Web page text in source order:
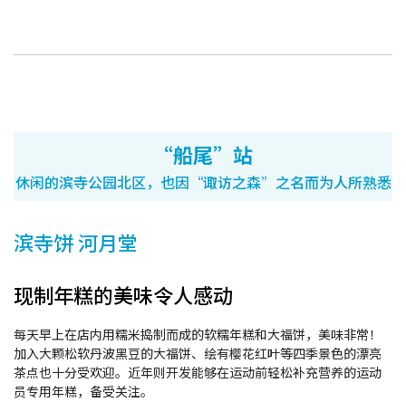
“船尾”站
休闲的滨寺公园北区，也因“诹访之森”之名而为人所熟悉
滨寺饼 河月堂
现制年糕的美味令人感动
每天早上在店内用糯米捣制而成的软糯年糕和大福饼，美味非常！
加入大颗松软丹波黑豆的大福饼、绘有樱花红叶等四季景色的漂亮
茶点也十分受欢迎。近年则开发能够在运动前轻松补充营养的运动
员专用年糕，备受关注。